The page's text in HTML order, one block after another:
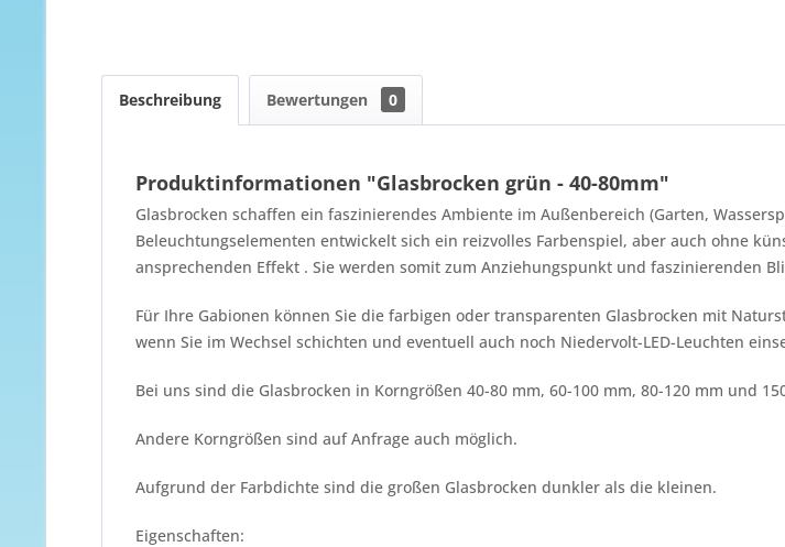
Beschreibung Bewertungen 0
Produktinformationen "Glasbrocken grün - 40-80mm"
Glasbrocken schaffen ein faszinierendes Ambiente im Außenbereich (Garten,
Beleuchtungselementen entwickelt sich ein reizvolles Farbenspiel, aber auch ohne
ansprechenden Effekt . Sie werden somit zum Anziehungspunkt und faszinierenden
Für Ihre Gabionen können Sie die farbigen oder transparenten Glasbrocken mit
wenn Sie im Wechsel schichten und eventuell auch noch Niedervolt-LED-Leuchten
Bei uns sind die Glasbrocken in Korngrößen 40-80 mm, 60-100 mm, 80-120 mm und
Andere Korngrößen sind auf Anfrage auch möglich.
Aufgrund der Farbdichte sind die großen Glasbrocken dunkler als die kleinen.
Eigenschaften: